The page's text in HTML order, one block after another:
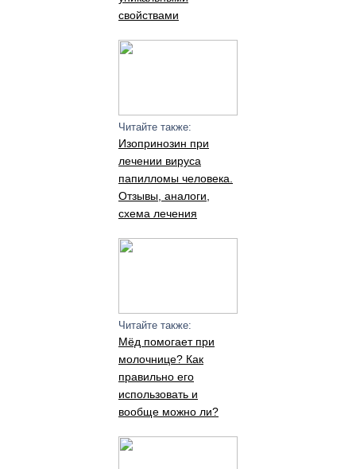
свойствами
Читайте также:
Изопринозин при
лечении вируса
папилломы человека.
Отзывы, аналоги,
схема лечения
Читайте также:
Мёд помогает при
молочнице? Как
правильно его
использовать и
вообще можно ли?